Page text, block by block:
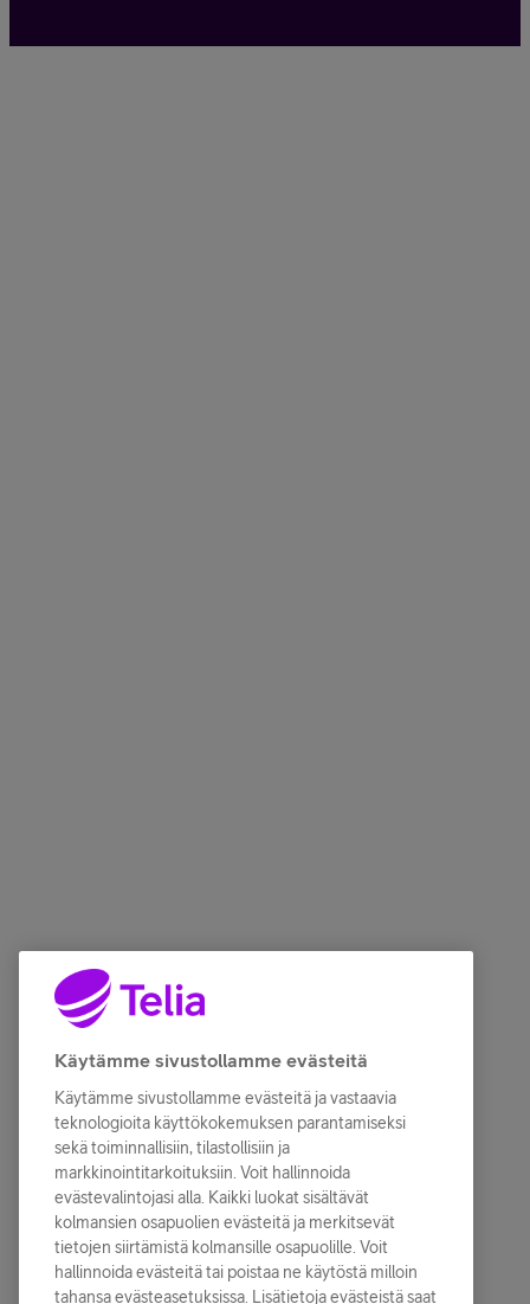
Käytämme sivustollamme evästeitä
Käytämme sivustollamme evästeitä ja vastaavia
teknologioita käyttökokemuksen parantamiseksi
sekä toiminnallisiin, tilastollisiin ja
markkinointitarkoituksiin. Voit hallinnoida
evästevalintojasi alla. Kaikki luokat sisältävät
kolmansien osapuolien evästeitä ja merkitsevät
tietojen siirtämistä kolmansille osapuolille. Voit
hallinnoida evästeitä tai poistaa ne käytöstä milloin
tahansa evästeasetuksissa. Lisätietoja evästeistä saat